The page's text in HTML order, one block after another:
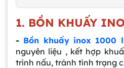
1. BỒN KHUẤY
- Bồn khuấy inox 1000
nguyên liệu , kết hợp
trình nấu, tránh tình trạng